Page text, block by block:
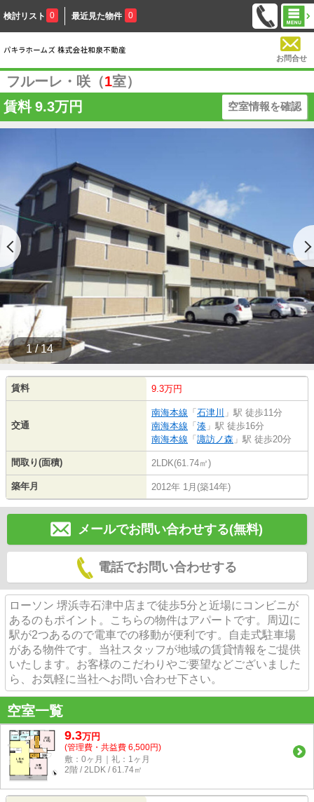
検討リスト 0 最近見た物件 0
お問合せ
フルーレ・咲（1室）
賃料 9.3万円 空室情報を確認
1 / 14
賃料 9.3万円
交通
南海本線 「 石津川 」駅 徒歩11分
南海本線 「 湊 」駅 徒歩16分
南海本線 「 諏訪ノ森 」駅 徒歩20分
間取り(面積) 2LDK(61.74㎡)
築年月 2012年 1月(築14年)
メールでお問い合わせする(無料)
電話でお問い合わせする
ローソン 堺浜寺石津中店まで徒歩5分と近場にコンビニが
あるのもポイント。こちらの物件はアパートです。周辺に
駅が2つあるので電車での移動が便利です。自走式駐車場
がある物件です。当社スタッフが地域の賃貸情報をご提供
いたします。お客様のこだわりやご要望などございました
ら、お気軽に当社へお問い合わせ下さい。
空室一覧
9.3万円
(管理費・共益費 6,500円)
敷：0ヶ月｜礼：1ヶ月
2階 / 2LDK / 61.74㎡